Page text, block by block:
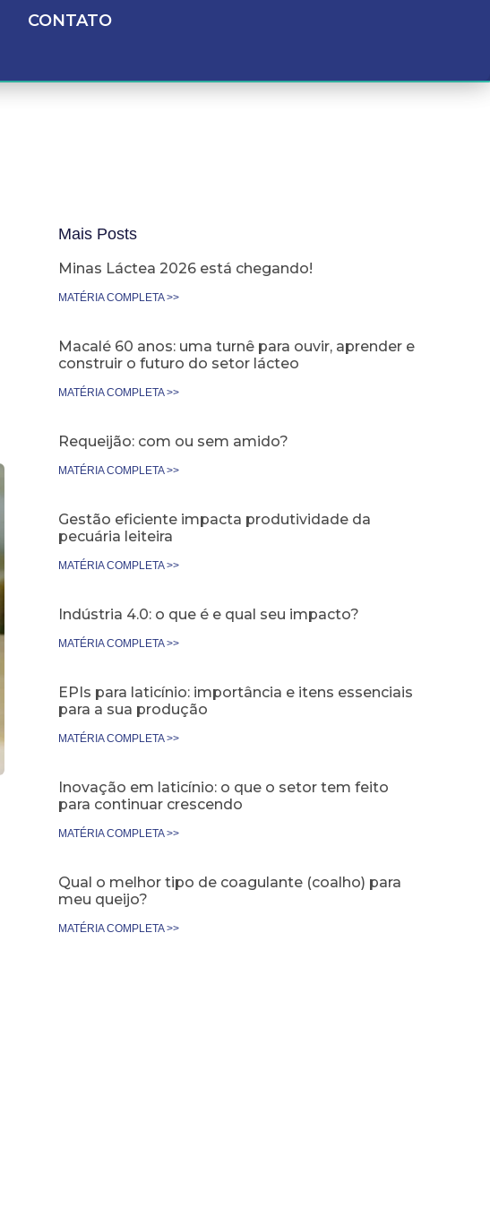
CONTATO
Mais Posts
Minas Láctea 2026 está chegando!
MATÉRIA COMPLETA >>
Macalé 60 anos: uma turnê para ouvir, aprender e
construir o futuro do setor lácteo
MATÉRIA COMPLETA >>
Requeijão: com ou sem amido?
MATÉRIA COMPLETA >>
Gestão eficiente impacta produtividade da
pecuária leiteira
MATÉRIA COMPLETA >>
Indústria 4.0: o que é e qual seu impacto?
MATÉRIA COMPLETA >>
EPIs para laticínio: importância e itens essenciais
para a sua produção
MATÉRIA COMPLETA >>
Inovação em laticínio: o que o setor tem feito
para continuar crescendo
MATÉRIA COMPLETA >>
Qual o melhor tipo de coagulante (coalho) para
meu queijo?
MATÉRIA COMPLETA >>